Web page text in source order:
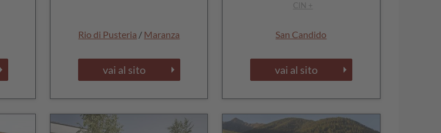
Rio di Pusteria / Maranza
vai al sito
CIN +
San Candido
vai al sito